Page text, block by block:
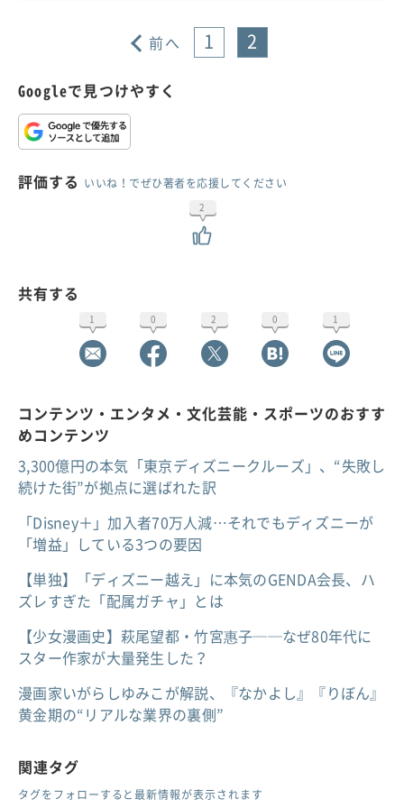
前へ 1 2
Googleで見つけやすく
評価する いいね！でぜひ著者を応援してください
2
共有する
1 0 2 0 1
コンテンツ・エンタメ・文化芸能・スポーツのおすす
めコンテンツ
3,300億円の本気「東京ディズニークルーズ」、“失敗し
続けた街”が拠点に選ばれた訳
「Disney＋」加入者70万人減…それでもディズニーが
「増益」している3つの要因
【単独】「ディズニー越え」に本気のGENDA会長、ハ
ズレすぎた「配属ガチャ」とは
【少女漫画史】萩尾望都・竹宮惠子──なぜ80年代に
スター作家が大量発生した？
漫画家いがらしゆみこが解説、『なかよし』『りぼん』
黄金期の“リアルな業界の裏側”
関連タグ
タグをフォローすると最新情報が表示されます